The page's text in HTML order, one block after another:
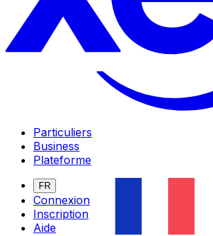
Particuliers
Business
Plateforme
FR
Connexion
Inscription
Aide